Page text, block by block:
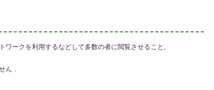
ワークを利用するなどして多数の者に閲覧させること,
ん．